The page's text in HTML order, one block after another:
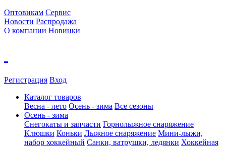
Оптовикам Сервис
Новости Распродажа
О компании Новинки
Регистрация Вход
Каталог товаров
Весна - лето Осень - зима Все сезоны
Осень - зима
Cнегокаты и запчасти Горнолыжное снаряжение
Клюшки Коньки Лыжное снаряжение Мини-лыжи,
набор хоккейный Санки, ватрушки, ледянки Хоккейная